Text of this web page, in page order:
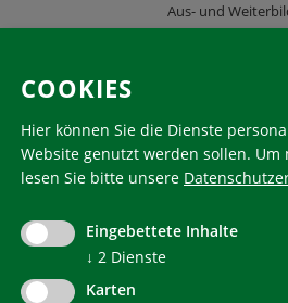
Aus- und
KlimaHaus ist eine eingetragene
© 2022 Agentur für Energie
COOKIES
Hier können Sie die Dienste
Website genutzt werden sollen. Um
lesen Sie bitte unsere
Eingebettete Inhalte
↓ 2 Dienste
Karten